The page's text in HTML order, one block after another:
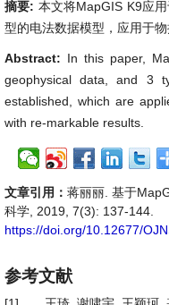
摘要: 本文将MapGIS K9应
型的电法数据模型，应用于物
Abstract: In this paper,
geophysical data, and 3
established, which are
with re-markable results.
文章引用： 蒋丽丽. 基于
科学, 2019, 7(3): 137-144.
https://doi.org/10.12677/
参考文献